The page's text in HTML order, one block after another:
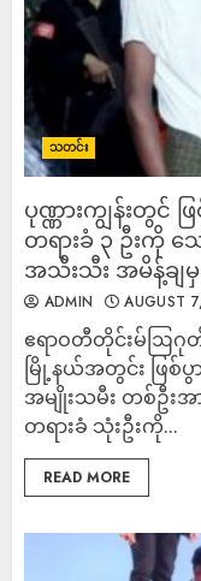
သတင်း
ပုဏ္ဏားကျွန်းတွင်
တရားခံ ၃ ဦးကို
အသီးသီး အမိန့်ချ
ADMIN AUGUST
ဧရာဝတီတိုင်းမ်‎ဩဂုတ်
မြို့နယ်အတွင်း ဖြ
အမျိုးသမီး တစ်ဦး
တရားခံ သုံးဦးကို...
READ MORE